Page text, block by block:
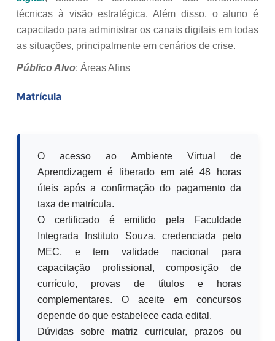
técnicas à visão estratégica. Além disso, o aluno é
capacitado para administrar os canais digitais em todas
as situações, principalmente em cenários de crise.
Público Alvo: Áreas Afins
Matrícula
O acesso ao Ambiente Virtual de
Aprendizagem é liberado em até 48 horas
úteis após a confirmação do pagamento da
taxa de matrícula.
O certificado é emitido pela Faculdade
Integrada Instituto Souza, credenciada pelo
MEC, e tem validade nacional para
capacitação profissional, composição de
currículo, provas de títulos e horas
complementares. O aceite em concursos
depende do que estabelece cada edital.
Dúvidas sobre matriz curricular, prazos ou